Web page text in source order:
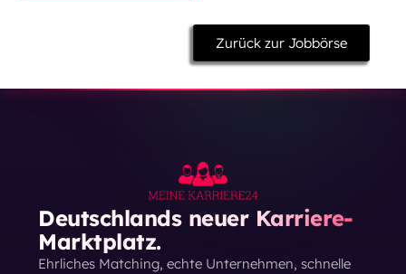
Zurück zur Jobbörse
Deutschlands neuer Karriere-
Marktplatz.
Ehrliches Matching, echte Unternehmen, schnelle